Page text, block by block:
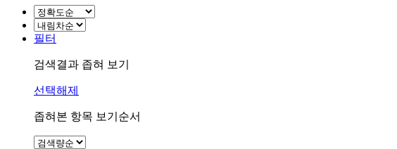
필터
검색결과 좁혀 보기
선택해제
좁혀본 항목 보기순서